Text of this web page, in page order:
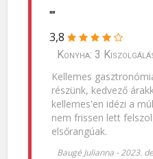
""
3,8
Konyha: 3
Kellemes
részünk, kedvező
kellemes'en idézi a
nem frissen lett
elsőrangúak.
Baugé Julianna -2023.